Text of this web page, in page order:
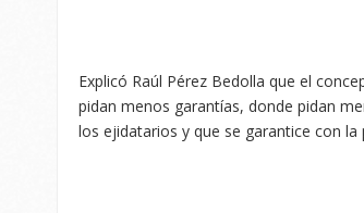
Explicó Raúl Pérez Bedolla que el
pidan menos garantías, donde pidan
los ejidatarios y que se garantice con